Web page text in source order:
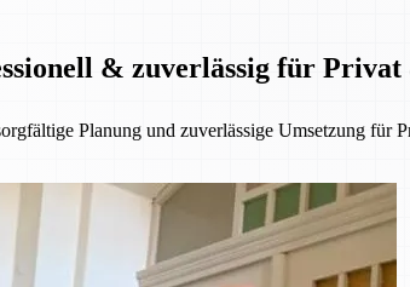
& zuverlässig für Privat
Planung und zuverlässige Umsetzung für